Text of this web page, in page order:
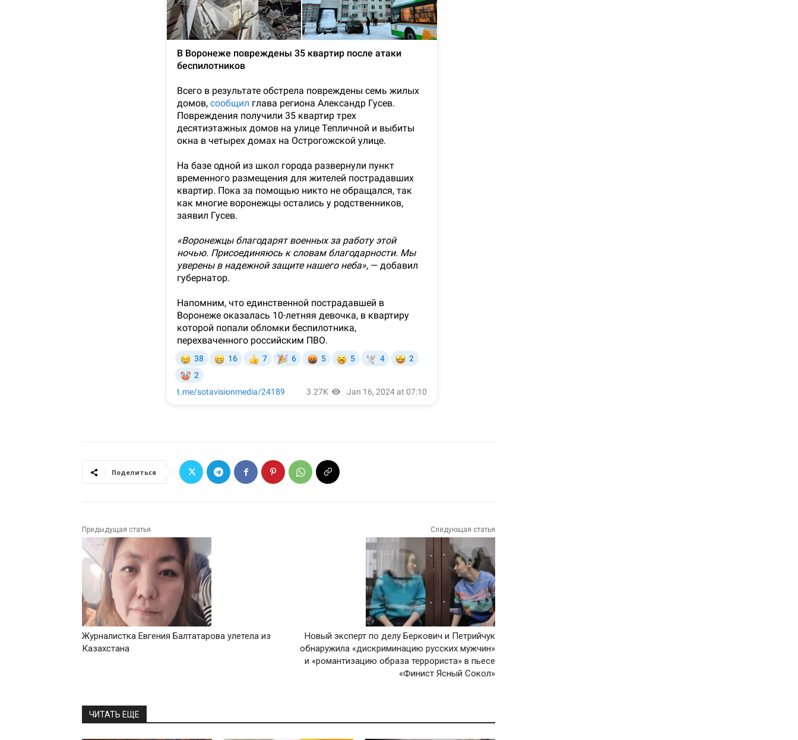
Поделиться
Предыдущая статья
Журналистка Евгения Балтатарова улетела из
Казахстана
Следующая статья
Новый эксперт по делу Беркович и Петрийчук
обнаружила «дискриминацию русских мужчин»
и «романтизацию образа террориста» в пьесе
«Финист Ясный Сокол»
ЧИТАТЬ ЕЩЕ